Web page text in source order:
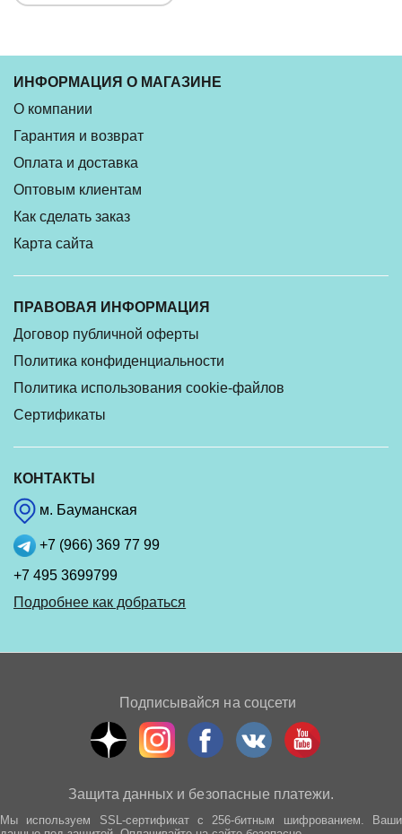
ИНФОРМАЦИЯ О МАГАЗИНЕ
О компании
Гарантия и возврат
Оплата и доставка
Оптовым клиентам
Как сделать заказ
Карта сайта
ПРАВОВАЯ ИНФОРМАЦИЯ
Договор публичной оферты
Политика конфиденциальности
Политика использования cookie-файлов
Сертификаты
КОНТАКТЫ
м. Бауманская
+7 (966) 369 77 99
+7 495 3699799
Подробнее как добраться
Подписывайся на соцсети
Защита данных и безопасные платежи.
Мы используем SSL-сертификат с 256-битным шифрованием. Ваши